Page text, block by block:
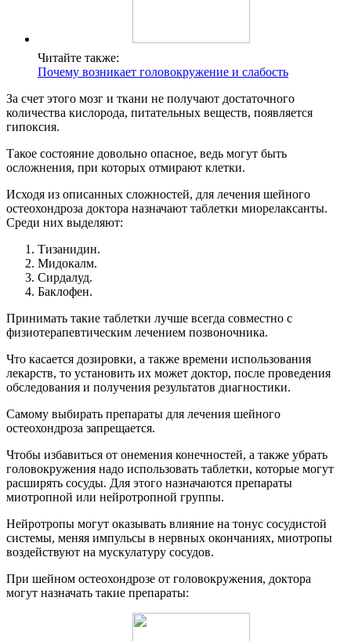
Читайте также:
Почему возникает головокружение и слабость
За счет этого мозг и ткани не получают достаточного
количества кислорода, питательных веществ, появляется
гипоксия.
Такое состояние довольно опасное, ведь могут быть
осложнения, при которых отмирают клетки.
Исходя из описанных сложностей, для лечения шейного
остеохондроза доктора назначают таблетки миорелаксанты.
Среди них выделяют:
Тизанидин.
Мидокалм.
Сирдалуд.
Баклофен.
Принимать такие таблетки лучше всегда совместно с
физиотерапевтическим лечением позвоночника.
Что касается дозировки, а также времени использования
лекарств, то установить их может доктор, после проведения
обследования и получения результатов диагностики.
Самому выбирать препараты для лечения шейного
остеохондроза запрещается.
Чтобы избавиться от онемения конечностей, а также убрать
головокружения надо использовать таблетки, которые могут
расширять сосуды. Для этого назначаются препараты
миотропной или нейротропной группы.
Нейротропы могут оказывать влияние на тонус сосудистой
системы, меняя импульсы в нервных окончаниях, миотропы
воздействуют на мускулатуру сосудов.
При шейном остеохондрозе от головокружения, доктора
могут назначать такие препараты: